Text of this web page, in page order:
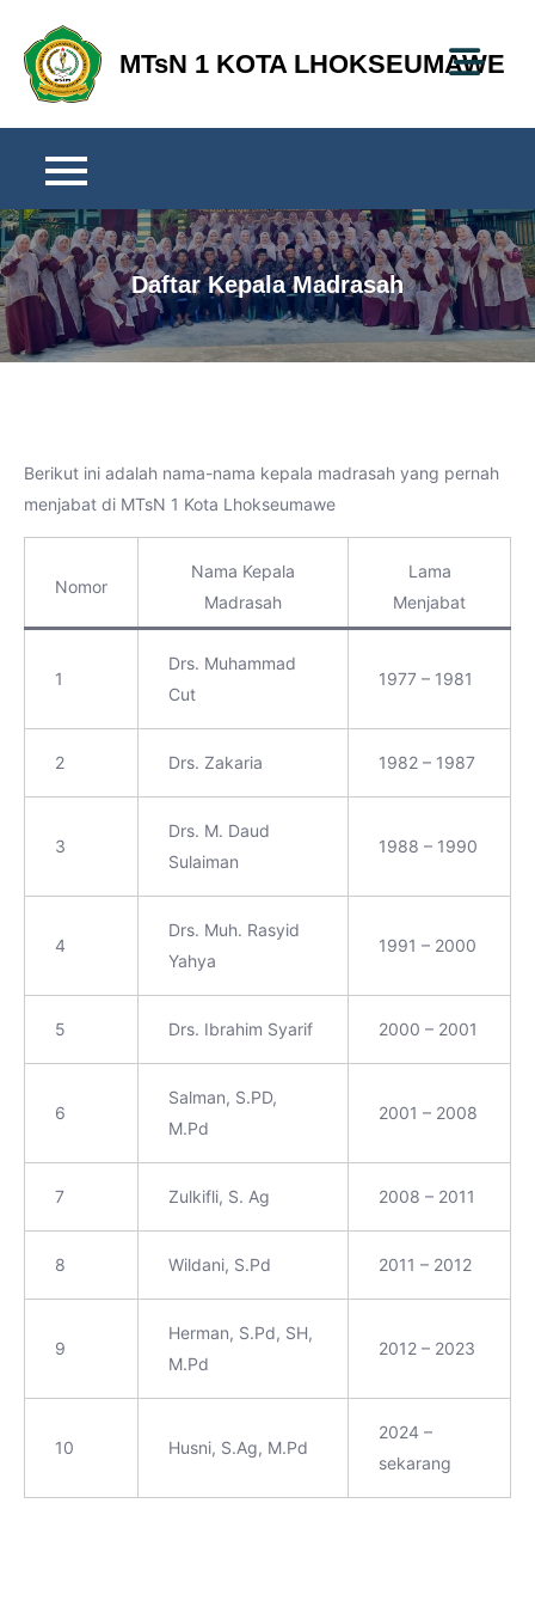
content
MTsN 1 KOTA LHOKSEUMAWE
Daftar Kepala Madrasah
Berikut ini adalah nama-nama kepala madrasah yang pernah
menjabat di MTsN 1 Kota Lhokseumawe
Nomor
Nama Kepala
Madrasah
Lama
Menjabat
1
Drs. Muhammad
Cut
1977 – 1981
2 Drs. Zakaria 1982 – 1987
3
Drs. M. Daud
Sulaiman
1988 – 1990
4
Drs. Muh. Rasyid
Yahya
1991 – 2000
5 Drs. Ibrahim Syarif 2000 – 2001
6
Salman, S.PD,
M.Pd
2001 – 2008
7 Zulkifli, S. Ag 2008 – 2011
8 Wildani, S.Pd 2011 – 2012
9
Herman, S.Pd, SH,
M.Pd
2012 – 2023
10 Husni, S.Ag, M.Pd
2024 –
sekarang